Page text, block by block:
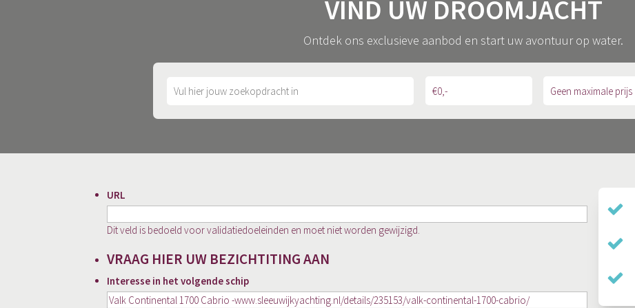
VIND UW DROOMJACHT
Ontdek ons exclusieve aanbod en start uw avontuur op water.
URL
Dit veld is bedoeld voor validatiedoeleinden en moet niet worden gewijzigd.
VRAAG HIER UW BEZICHTITING AAN
Interesse in het volgende schip